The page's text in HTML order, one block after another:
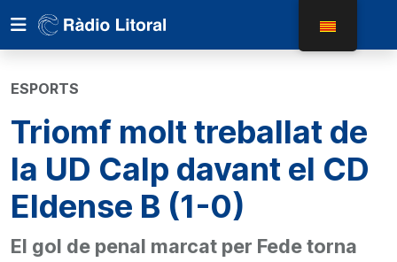
ESPORTS
Triomf molt treballat de
la UD Calp davant el CD
Eldense B (1-0)
El gol de penal marcat per Fede torna